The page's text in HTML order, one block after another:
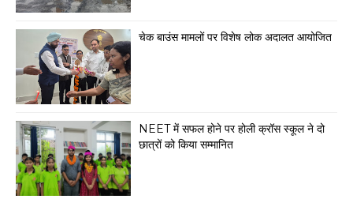
चेक बाउंस मामलों पर विशेष लोक अदालत आयोजित
NEET में सफल होने पर होली क्रॉस स्कूल ने दो
छात्रों को किया सम्मानित